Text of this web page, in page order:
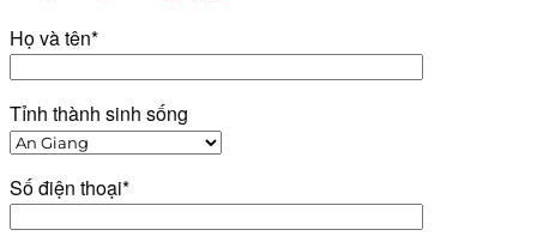
Họ và tên*
Tỉnh thành sinh sống
Số điện thoại*